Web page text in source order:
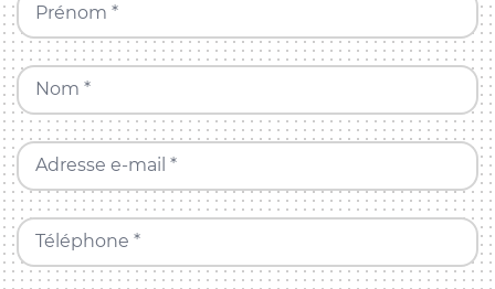
Prénom *
Nom *
Adresse e-mail *
Téléphone *